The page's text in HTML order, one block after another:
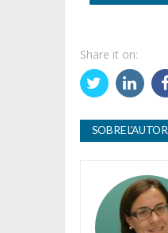
Share it on:
SOBRE L'AUTOR